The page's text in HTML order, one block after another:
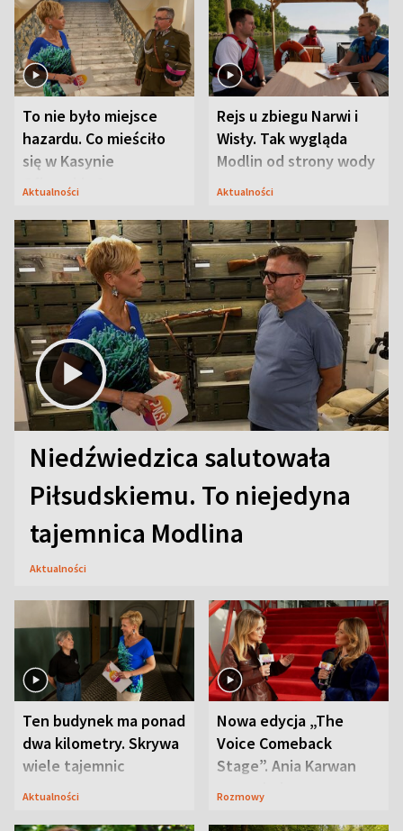
To nie było miejsce
hazardu. Co mieściło
się w Kasynie
Oficerskim?
Aktualności
Rejs u zbiegu Narwi i
Wisły. Tak wygląda
Modlin od strony wody
Aktualności
Niedźwiedzica salutowała
Piłsudskiemu. To niejedyna
tajemnica Modlina
Aktualności
Ten budynek ma ponad
dwa kilometry. Skrywa
wiele tajemnic
Aktualności
Nowa edycja „The
Voice Comeback
Stage”. Ania Karwan
zapowiada
Rozmowy